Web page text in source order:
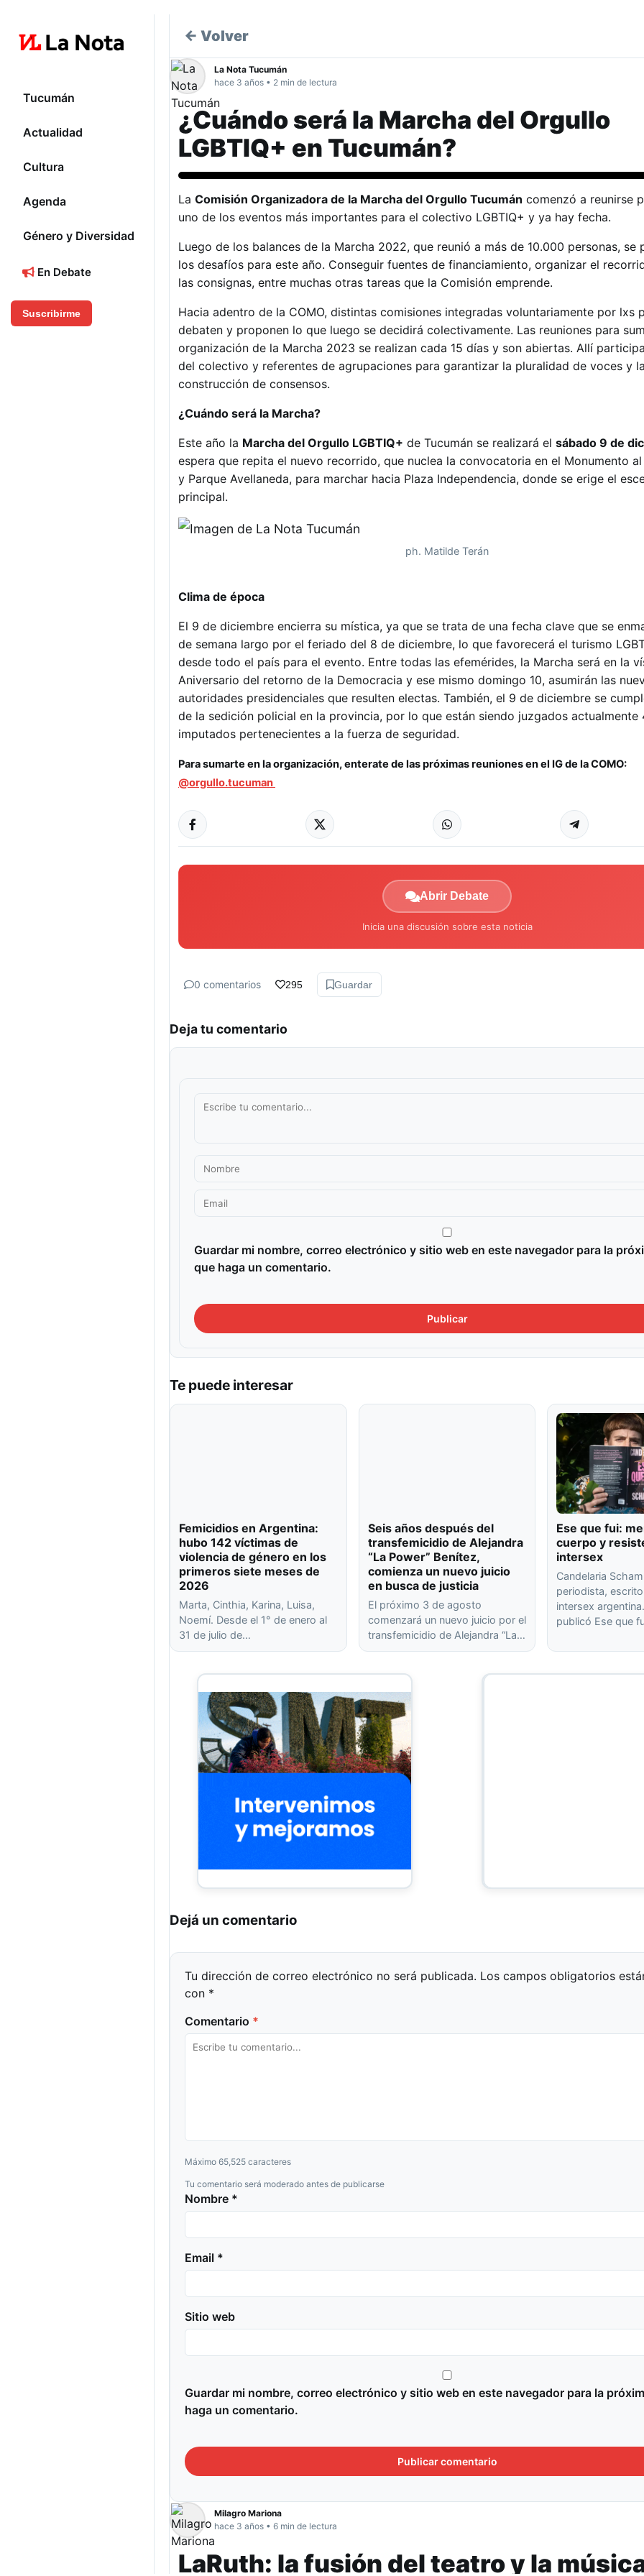
Tucumán
Actualidad
Cultura
Agenda
Género y Diversidad
En Debate
Suscribirme
← Volver
La Nota Tucumán
hace 3 años • 2 min de lectura
¿Cuándo será la Marcha del Orgullo
LGBTIQ+ en Tucumán?
La Comisión Organizadora de la Marcha del Orgullo Tucumán comenzó a reunirse
uno de los eventos más importantes para el colectivo LGBTIQ+ y ya hay fecha.
Luego de los balances de la Marcha 2022, que reunió a más de 10.000 personas, se
los desafíos para este año. Conseguir fuentes de financiamiento, organizar el
las consignas, entre muchas otras tareas que la Comisión emprende.
Hacia adentro de la COMO, distintas comisiones integradas voluntariamente por lxs
debaten y proponen lo que luego se decidirá colectivamente. Las reuniones para
organización de la Marcha 2023 se realizan cada 15 días y son abiertas. Allí
del colectivo y referentes de agrupaciones para garantizar la pluralidad de voces y
construcción de consensos.
¿Cuándo será la Marcha?
Este año la Marcha del Orgullo LGBTIQ+ de Tucumán se realizará el sábado 9 de
espera que repita el nuevo recorrido, que nuclea la convocatoria en el Monumento
y Parque Avellaneda, para marchar hacia Plaza Independencia, donde se erige el
principal.
ph. Matilde Terán
Clima de época
El 9 de diciembre encierra su mística, ya que se trata de una fecha clave que se
de semana largo por el feriado del 8 de diciembre, lo que favorecerá el turismo
desde todo el país para el evento. Entre todas las efemérides, la Marcha será en la
Aniversario del retorno de la Democracia y ese mismo domingo 10, asumirán las
autoridades presidenciales que resulten electas. También, el 9 de diciembre se
de la sedición policial en la provincia, por lo que están siendo juzgados actualmente
imputados pertenecientes a la fuerza de seguridad.
Para sumarte en la organización, enterate de las próximas reuniones en el IG de la COMO:
@orgullo.tucuman
Abrir Debate
Inicia una discusión sobre esta noticia
0 comentarios 295 Guardar
Deja tu comentario
Guardar mi nombre, correo electrónico y sitio web en este navegador para la
que haga un comentario.
Te puede interesar
Femicidios en Argentina:
hubo 142 víctimas de
violencia de género en los
primeros siete meses de
2026
Marta, Cinthia, Karina, Luisa,
Noemí. Desde el 1° de enero al
31 de julio de…
Seis años después del
transfemicidio de Alejandra
“La Power” Benítez,
comienza un nuevo juicio
en busca de justicia
El próximo 3 de agosto
comenzará un nuevo juicio por el
transfemicidio de Alejandra “La…
Ese que fui:
cuerpo y
intersex
Candelaria
periodista,
intersex
publicó Ese que
Dejá un comentario
Tu dirección de correo electrónico no será publicada. Los campos obligatorios
con *
Comentario *
Máximo 65,525 caracteres
Tu comentario será moderado antes de publicarse
Nombre *
Email *
Sitio web
Guardar mi nombre, correo electrónico y sitio web en este navegador para la
haga un comentario.
Milagro Mariona
hace 3 años • 6 min de lectura
LaRuth: la fusión del teatro y la